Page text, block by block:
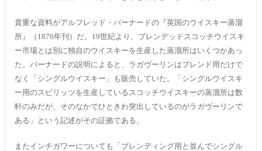
貴重な資料がアルフレッド・バーナードの『英国のウイスキー蒸溜
所』（1870年刊）だ。19世紀より、ブレンデッドスコッチウイスキ
ー市場とは別に独自のウイスキーを生産した蒸溜所はいくつかあっ
た。バーナードの説明によると、ラガヴーリンはブレンド用だけで
なく「シングルウイスキー」も販売していた。「シングルウイスキ
ー用のスピリッツを生産しているスコッチウイスキーの蒸溜所は数
軒のみだが、そのなかでひときわ突出しているのがラガヴーリンで
ある」という記述がその証拠である。
またインチガワーについても「ブレンディング用と並んでシングル